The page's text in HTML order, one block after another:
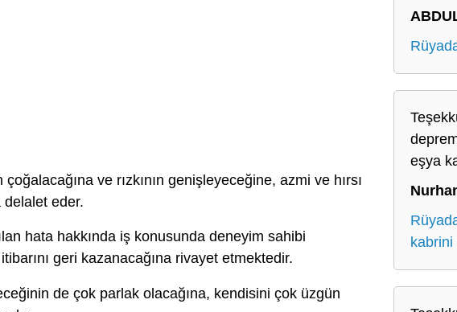
çoğalacağına ve rızkının genişleyeceğine, azmi ve hırsı
delalet eder.
hata hakkında iş konusunda deneyim sahibi
geri kazanacağına rivayet etmektedir.
de çok parlak olacağına, kendisini çok üzgün
eşya